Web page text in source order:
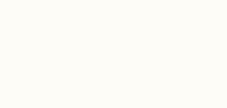
ィフィシャルコース